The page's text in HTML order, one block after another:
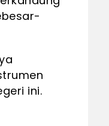
ini.